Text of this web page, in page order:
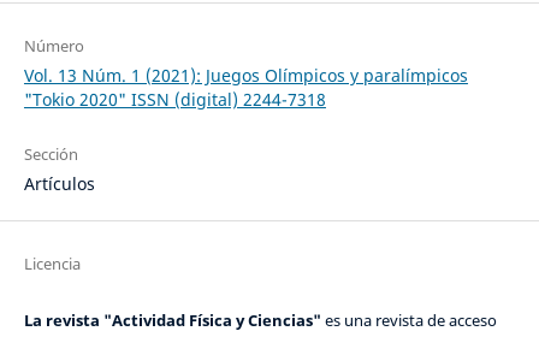
Número
Vol. 13 Núm. 1 (2021): Juegos Olímpicos y paralímpicos
"Tokio 2020" ISSN (digital) 2244-7318
Sección
Artículos
Licencia
La revista "Actividad Física y Ciencias" es una revista de acceso